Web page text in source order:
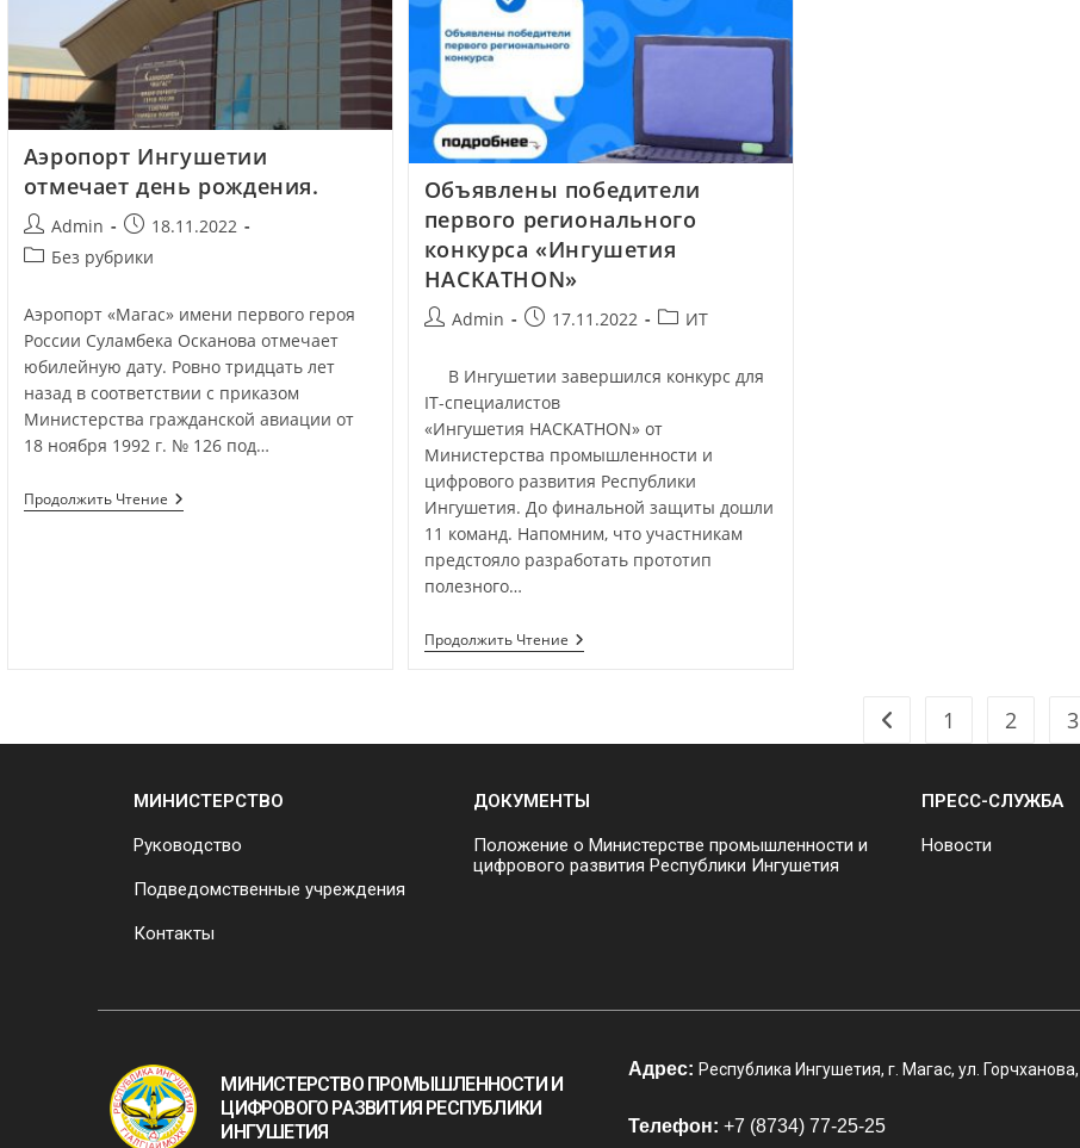
Аэропорт Ингушетии
отмечает день рождения.
Admin
18.11.2022
Без рубрики
Аэропорт «Магас» имени первого героя
России Суламбека Осканова отмечает
юбилейную дату. Ровно тридцать лет
назад в соответствии с приказом
Министерства гражданской авиации от
18 ноября 1992 г. № 126 под…
Продолжить Чтение
Объявлены победители
первого регионального
конкурса «Ингушетия
HACKATHON»
Admin 17.11.2022 ИТ
В Ингушетии завершился конкурс для
IT-специалистов
«Ингушетия HACKATHON» от
Министерства промышленности и
цифрового развития Республики
Ингушетия. До финальной защиты дошли
11 команд. Напомним, что участникам
предстояло разработать прототип
полезного…
Продолжить Чтение
1 2 3
МИНИСТЕРСТВО
Руководство
Подведомственные учреждения
Контакты
ДОКУМЕНТЫ
Положение о Министерстве промышленности и
цифрового развития Республики Ингушетия
ПРЕСС-СЛУЖБА
Новости
МИНИСТЕРСТВО ПРОМЫШЛЕННОСТИ И
ЦИФРОВОГО РАЗВИТИЯ РЕСПУБЛИКИ
ИНГУШЕТИЯ
Адрес: Республика Ингушетия, г. Магас, ул. Горчханова,
Телефон: +7 (8734) 77-25-25